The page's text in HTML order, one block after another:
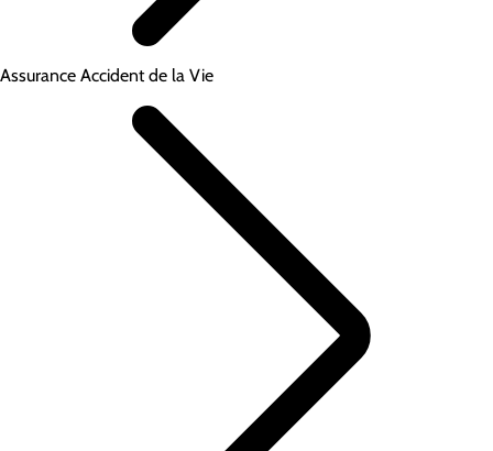
Assurance Accident de la Vie